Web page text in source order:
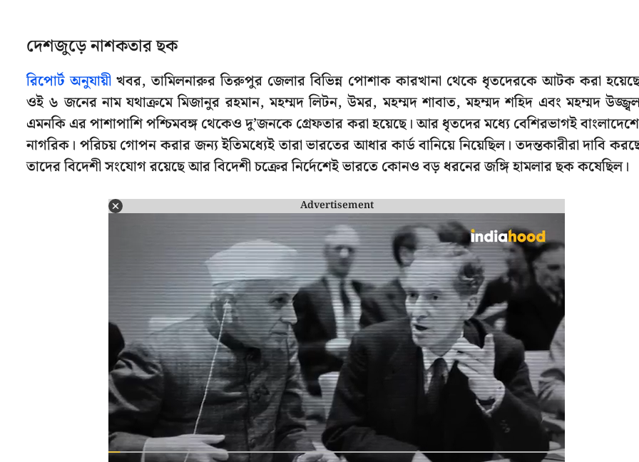
দেশজুড়ে নাশকতার ছক
রিপোর্ট অনুযায়ী খবর, তামিলনারুর তিরুপুর জেলার বিভিন্ন পোশাক কারখানা থেকে ধৃতদেরকে আটক করা
ওই ৬ জনের নাম যথাক্রমে মিজানুর রহমান, মহম্মদ লিটন, উমর, মহম্মদ শাবাত, মহম্মদ শহিদ এবং মহম্মদ
এমনকি এর পাশাপাশি পশ্চিমবঙ্গ থেকেও দু’জনকে গ্রেফতার করা হয়েছে। আর ধৃতদের মধ্যে বেশিরভাগই
নাগরিক। পরিচয় গোপন করার জন্য ইতিমধ্যেই তারা ভারতের আধার কার্ড বানিয়ে নিয়েছিল। তদন্তকারীরা দাবি
তাদের বিদেশী সংযোগ রয়েছে আর বিদেশী চক্রের নির্দেশেই ভারতে কোনও বড় ধরনের জঙ্গি হামলার ছক কষেছিল।
Advertisement